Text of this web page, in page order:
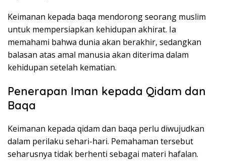
Keimanan kepada baqa mendorong seorang muslim
untuk mempersiapkan kehidupan akhirat. Ia
memahami bahwa dunia akan berakhir, sedangkan
balasan atas amal manusia akan diterima dalam
kehidupan setelah kematian.
Penerapan Iman kepada Qidam dan
Baqa
Keimanan kepada qidam dan baqa perlu diwujudkan
dalam perilaku sehari-hari. Pemahaman tersebut
seharusnya tidak berhenti sebagai materi hafalan.